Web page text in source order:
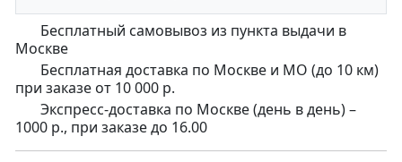
Бесплатный самовывоз из пункта выдачи в
Москве
Бесплатная доставка по Москве и МО (до 10 км)
при заказе от 10 000 р.
Экспресс-доставка по Москве (день в день) –
1000 р., при заказе до 16.00